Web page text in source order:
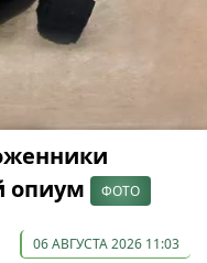
опиум
ФОТО
06 АВГУСТА 2026 11:03